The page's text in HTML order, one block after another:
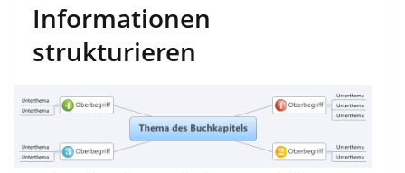
Informationen
strukturieren